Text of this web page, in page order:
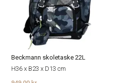
Beckmann skoletaske 22L
H36 x B23 x D13 cm